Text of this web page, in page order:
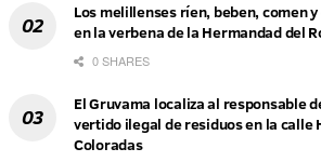
Los melillenses ríen, beben, comen
en la verbena de la Hermandad del
0 SHARES
El Gruvama localiza al responsable
vertido ilegal de residuos en la calle
Coloradas